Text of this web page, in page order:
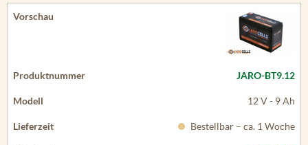
JARO-BT9.12
12 V - 9 Ah
Bestellbar – ca. 1 Woche